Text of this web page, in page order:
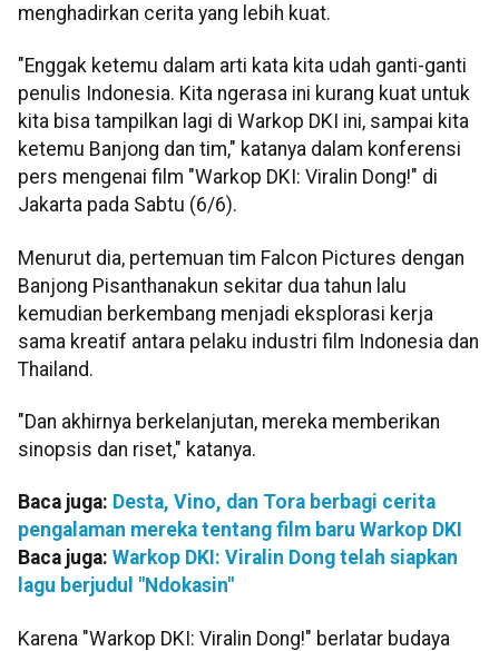
menghadirkan cerita yang lebih kuat.
"Enggak ketemu dalam arti kata kita udah ganti-ganti
penulis Indonesia. Kita ngerasa ini kurang kuat untuk
kita bisa tampilkan lagi di Warkop DKI ini, sampai kita
ketemu Banjong dan tim," katanya dalam konferensi
pers mengenai film "Warkop DKI: Viralin Dong!" di
Jakarta pada Sabtu (6/6).
Menurut dia, pertemuan tim Falcon Pictures dengan
Banjong Pisanthanakun sekitar dua tahun lalu
kemudian berkembang menjadi eksplorasi kerja
sama kreatif antara pelaku industri film Indonesia dan
Thailand.
"Dan akhirnya berkelanjutan, mereka memberikan
sinopsis dan riset," katanya.
Baca juga: Desta, Vino, dan Tora berbagi cerita
pengalaman mereka tentang film baru Warkop DKI
Baca juga: Warkop DKI: Viralin Dong telah siapkan
lagu berjudul "Ndokasin"
Karena "Warkop DKI: Viralin Dong!" berlatar budaya